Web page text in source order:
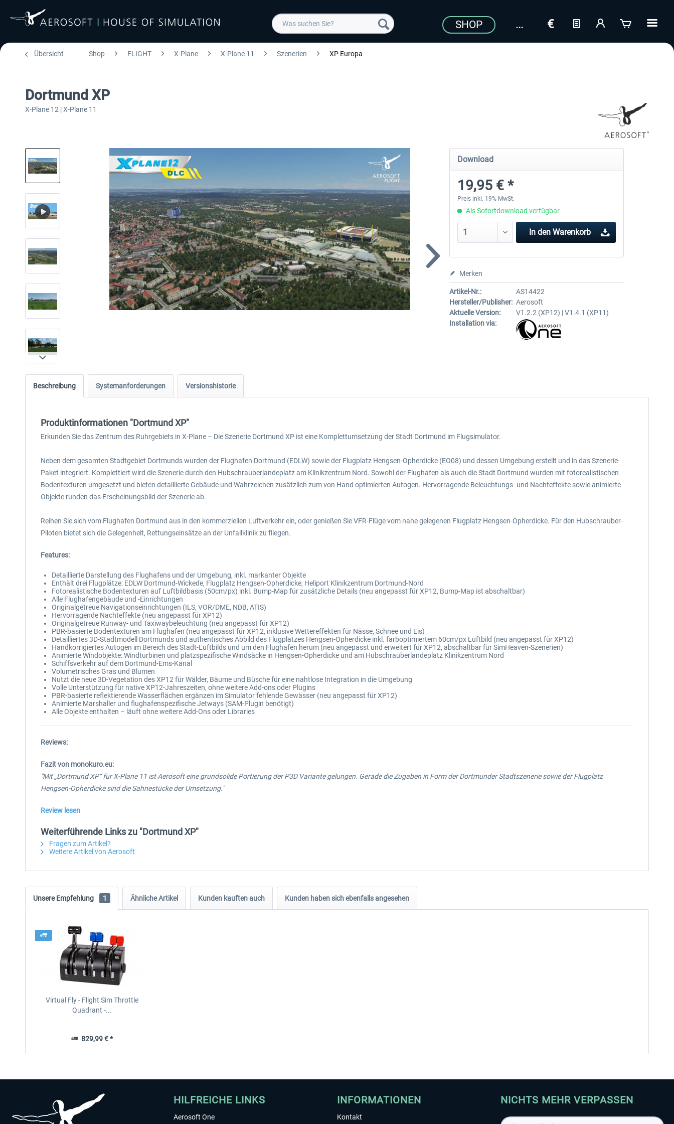
SHOP
Übersicht Shop FLIGHT X-Plane X-Plane 11 Szenerien XP Europa
Dortmund XP
X-Plane 12 | X-Plane 11
Download
19,95 € *
Preis inkl. 19% MwSt.
Als Sofortdownload verfügbar
In den Warenkorb
Merken
Artikel-Nr.:
AS14422
Hersteller/Publisher: Aerosoft
Aktuelle Version:
V1.2.2 (XP12) | V1.4.1 (XP11)
Installation via:
Beschreibung Systemanforderungen Versionshistorie
Produktinformationen "Dortmund XP"
Erkunden Sie das Zentrum des Ruhrgebiets in X-Plane – Die Szenerie Dortmund XP ist eine Komplettumsetzung der Stadt Dortmund im Flugsimulator.
Neben dem gesamten Stadtgebiet Dortmunds wurden der Flughafen Dortmund (EDLW) sowie der Flugplatz Hengsen-Opherdicke (EO08) und dessen Umgebung erstellt und in das Szenerie-
Paket integriert. Komplettiert wird die Szenerie durch den Hubschrauberlandeplatz am Klinikzentrum Nord. Sowohl der Flughafen als auch die Stadt Dortmund wurden mit fotorealistischen
Bodentexturen umgesetzt und bieten detaillierte Gebäude und Wahrzeichen zusätzlich zum von Hand optimierten Autogen. Hervorragende Beleuchtungs- und Nachteffekte sowie animierte
Objekte runden das Erscheinungsbild der Szenerie ab.
Reihen Sie sich vom Flughafen Dortmund aus in den kommerziellen Luftverkehr ein, oder genießen Sie VFR-Flüge vom nahe gelegenen Flugplatz Hengsen-Opherdicke. Für den Hubschrauber-
Piloten bietet sich die Gelegenheit, Rettungseinsätze an der Unfallklinik zu fliegen.
Features:
Detaillierte Darstellung des Flughafens und der Umgebung, inkl. markanter Objekte
Enthält drei Flugplätze: EDLW Dortmund-Wickede, Flugplatz Hengsen-Opherdicke, Heliport Klinikzentrum Dortmund-Nord
Fotorealistische Bodentexturen auf Luftbildbasis (50cm/px) inkl. Bump-Map für zusätzliche Details (neu angepasst für XP12, Bump-Map ist abschaltbar)
Alle Flughafengebäude und -Einrichtungen
Originalgetreue Navigationseinrichtungen (ILS, VOR/DME, NDB, ATIS)
Hervorragende Nachteffekte (neu angepasst für XP12)
Originalgetreue Runway- und Taxiwaybeleuchtung (neu angepasst für XP12)
PBR-basierte Bodentexturen am Flughafen (neu angepasst für XP12, inklusive Wettereffekten für Nässe, Schnee und Eis)
Detailliertes 3D-Stadtmodell Dortmunds und authentisches Abbild des Flugplatzes Hengsen-Opherdicke inkl. farboptimiertem 60cm/px Luftbild (neu angepasst für XP12)
Handkorrigiertes Autogen im Bereich des Stadt-Luftbilds und um den Flughafen herum (neu angepasst und erweitert für XP12, abschaltbar für SimHeaven-Szenerien)
Animierte Windobjekte: Windturbinen und platzspezifische Windsäcke in Hengsen-Opherdicke und am Hubschrauberlandeplatz Klinikzentrum Nord
Schiffsverkehr auf dem Dortmund-Ems-Kanal
Volumetrisches Gras und Blumen
Nutzt die neue 3D-Vegetation des XP12 für Wälder, Bäume und Büsche für eine nahtlose Integration in die Umgebung
Volle Unterstützung für native XP12-Jahreszeiten, ohne weitere Add-ons oder Plugins
PBR-basierte reflektierende Wasserflächen ergänzen im Simulator fehlende Gewässer (neu angepasst für XP12)
Animierte Marshaller und flughafenspezifische Jetways (SAM-Plugin benötigt)
Alle Objekte enthalten – läuft ohne weitere Add-Ons oder Libraries
Reviews:
Fazit von monokuro.eu:
"Mit „Dortmund XP“ für X-Plane 11 ist Aerosoft eine grundsolide Portierung der P3D Variante gelungen. Gerade die Zugaben in Form der Dortmunder Stadtszenerie sowie der Flugplatz
Hengsen-Opherdicke sind die Sahnestücke der Umsetzung."
Review lesen
Weiterführende Links zu "Dortmund XP"
Fragen zum Artikel?
Weitere Artikel von Aerosoft
Unsere Empfehlung 1 Ähnliche Artikel Kunden kauften auch Kunden haben sich ebenfalls angesehen
Virtual Fly - Flight Sim Throttle
Quadrant -...
829,99 € *
HILFREICHE LINKS
Aerosoft One
INFORMATIONEN
Kontakt
NICHTS MEHR VERPASSEN